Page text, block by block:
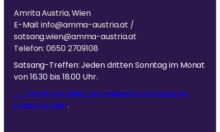
Amrita Austria, Wien
E-Mail: info@amma-austria.at /
satsang.wien@amma-austria.at
Telefon: 0650 2709108
Satsang-Treffen: Jeden dritten Sonntag im Monat
von 16.30 bis 18.00 Uhr.
→ Termine in Wien und weitere Informationen
findest du hier.